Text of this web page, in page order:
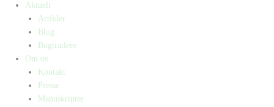
Aktuelt
Artikler
Blog
Bogtrailere
Om os
Kontakt
Presse
Manuskripter